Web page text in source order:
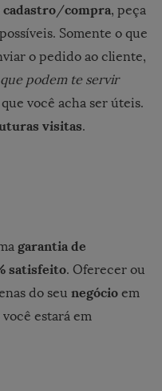
/compra, peça
possíveis. Somente o que
o pedido ao cliente,
podem te servir
você acha ser úteis.
visitas.
garantia de
satisfeito. Oferecer ou
do seu negócio em
estará em